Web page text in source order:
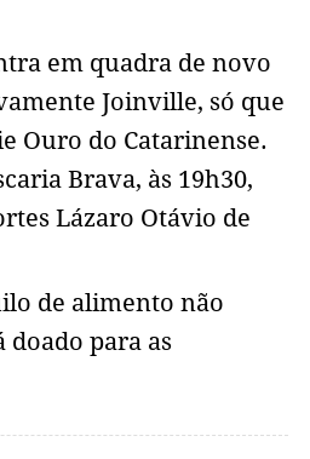
em quadra de novo
Joinville, só que
Ouro do Catarinense.
Brava, às 19h30,
Lázaro Otávio de
de alimento não
doado para as